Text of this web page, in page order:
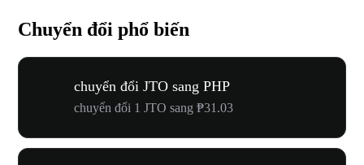
Chuyển đổi phổ biến
chuyển đổi JTO sang PHP
chuyển đổi 1 JTO sang ₱31.03